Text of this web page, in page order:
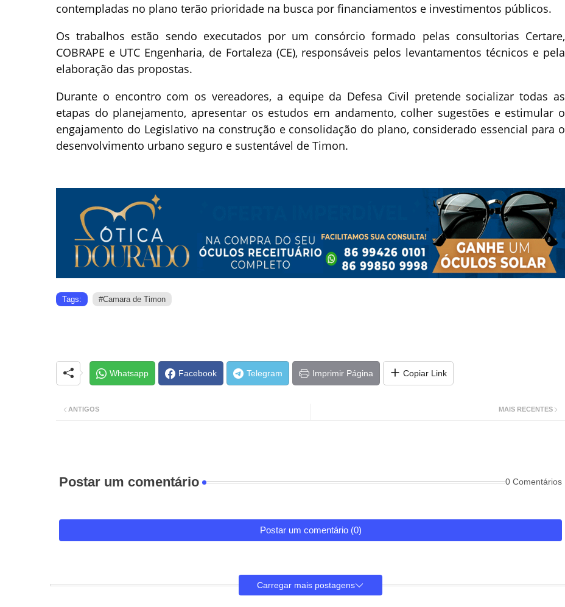
contempladas no plano terão prioridade na busca por financiamentos e investimentos públicos.
Os trabalhos estão sendo executados por um consórcio formado pelas consultorias Certare,
COBRAPE e UTC Engenharia, de Fortaleza (CE), responsáveis pelos levantamentos técnicos e pela
elaboração das propostas.
Durante o encontro com os vereadores, a equipe da Defesa Civil pretende socializar todas as
etapas do planejamento, apresentar os estudos em andamento, colher sugestões e estimular o
engajamento do Legislativo na construção e consolidação do plano, considerado essencial para o
desenvolvimento urbano seguro e sustentável de Timon.
Tags: #Camara de Timon
Whatsapp Facebook Telegram Imprimir Página Copiar Link
MAIS RECENTES
ANTIGOS
Postar um comentário 0 Comentários
Postar um comentário (0)
Carregar mais postagens